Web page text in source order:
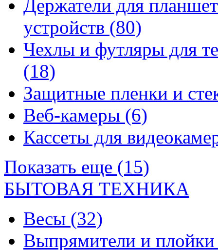
Держатели для
устройств (80)
Чехлы и футляры для
(18)
Защитные пленки и
Веб-камеры (6)
Кассеты для
Показать еще (15)
БЫТОВАЯ ТЕХНИКА
Весы (32)
Выпрямители и